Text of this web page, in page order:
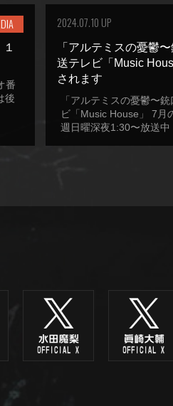
番
後
2024.07.10 UP
「アルテミスの憂鬱
送テレビ「Music
されます
「アルテミスの憂鬱〜
ビ「Music House」 7月
週日曜深夜1:30〜放送